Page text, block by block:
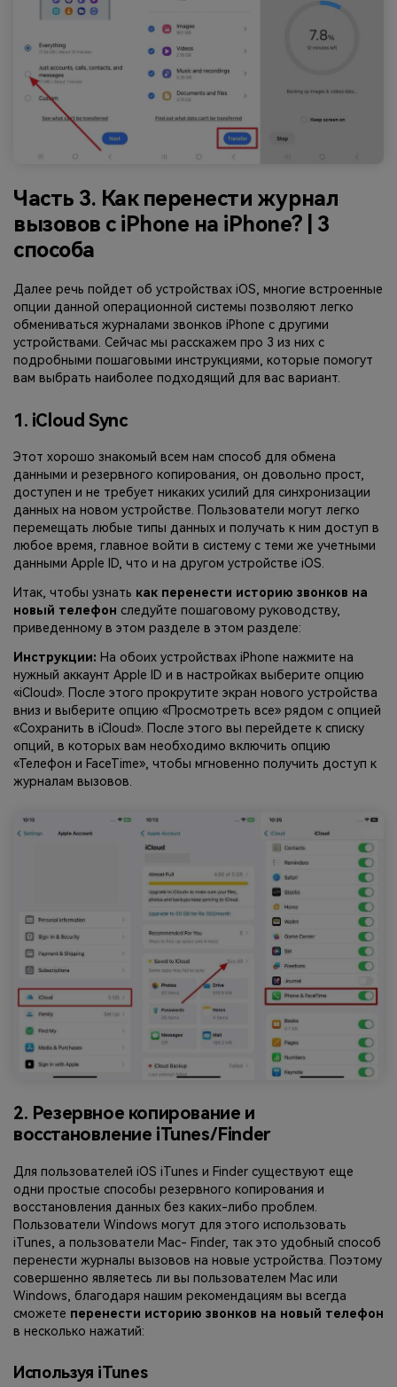
Часть 3. Как перенести журнал
вызовов с iPhone на iPhone? | 3
способа
Далее речь пойдет об устройствах iOS, многие встроенные
опции данной операционной системы позволяют легко
обмениваться журналами звонков iPhone с другими
устройствами. Сейчас мы расскажем про 3 из них с
подробными пошаговыми инструкциями, которые помогут
вам выбрать наиболее подходящий для вас вариант.
1. iCloud Sync
Этот хорошо знакомый всем нам способ для обмена
данными и резервного копирования, он довольно прост,
доступен и не требует никаких усилий для синхронизации
данных на новом устройстве. Пользователи могут легко
перемещать любые типы данных и получать к ним доступ в
любое время, главное войти в систему с теми же учетными
данными Apple ID, что и на другом устройстве iOS.
Итак, чтобы узнать как перенести историю звонков на
новый телефон следуйте пошаговому руководству,
приведенному в этом разделе в этом разделе:
Инструкции: На обоих устройствах iPhone нажмите на
нужный аккаунт Apple ID и в настройках выберите опцию
«iCloud». После этого прокрутите экран нового устройства
вниз и выберите опцию «Просмотреть все» рядом с опцией
«Сохранить в iCloud». После этого вы перейдете к списку
опций, в которых вам необходимо включить опцию
«Телефон и FaceTime», чтобы мгновенно получить доступ к
журналам вызовов.
2. Резервное копирование и
восстановление iTunes/Finder
Для пользователей iOS iTunes и Finder существуют еще
одни простые способы резервного копирования и
восстановления данных без каких-либо проблем.
Пользователи Windows могут для этого использовать
iTunes, а пользователи Mac- Finder, так это удобный способ
перенести журналы вызовов на новые устройства. Поэтому
совершенно являетесь ли вы пользователем Mac или
Windows, благодаря нашим рекомендациям вы всегда
сможете перенести историю звонков на новый телефон
в несколько нажатий:
Используя iTunes